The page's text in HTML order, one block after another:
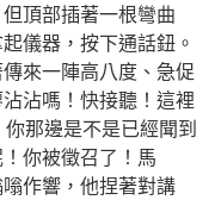
頂部插著一根彎曲
儀器，按下通話鈕。
來一陣高八度、急促
沾嗎！快接聽！這裡
那邊是不是已經聞到
你被徵召了！馬
作響，他捏著對講